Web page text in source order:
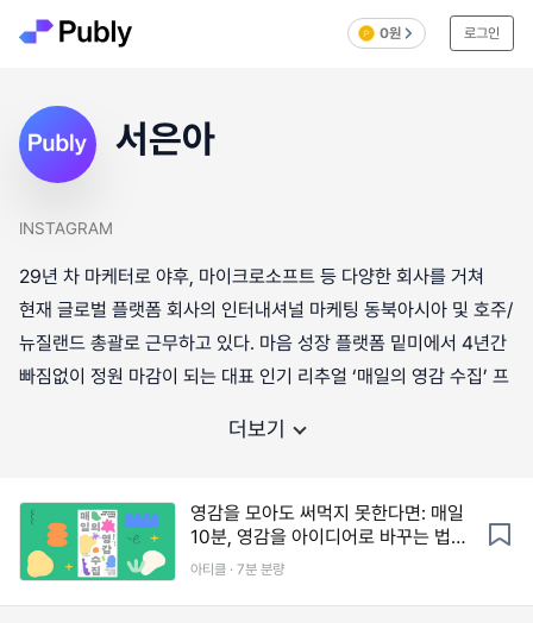
0원 로그인
서은아
INSTAGRAM
29년 차 마케터로 야후, 마이크로소프트 등 다양한 회사를 거쳐
현재 글로벌 플랫폼 회사의 인터내셔널 마케팅 동북아시아 및 호주/
뉴질랜드 총괄로 근무하고 있다. 마음 성장 플랫폼 밑미에서 4년간
빠짐없이 정원 마감이 되는 대표 인기 리추얼 ‘매일의 영감 수집’ 프
더보기
영감을 모아도 써먹지 못한다면: 매일
10분, 영감을 아이디어로 바꾸는 법
(템플릿 제공)
아티클 · 7분 분량